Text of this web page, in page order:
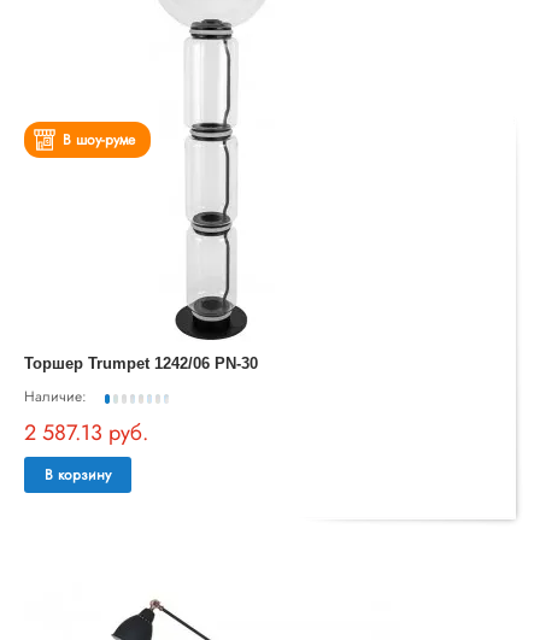
В шоу-руме
Торшер Trumpet 1242/06 PN-30
Наличие:
2 587.13 руб.
В корзину